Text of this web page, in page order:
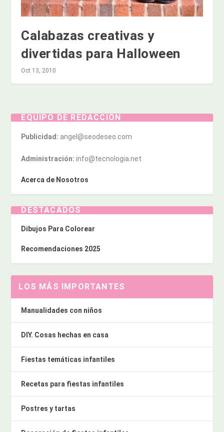
Calabazas creativas y
divertidas para Halloween
Oct 13, 2010
EQUIPO DE REDACCIÓN
Publicidad: angel@seodeseo.com
Administración: info@tecnologia.net
Acerca de Nosotros
DESTACADOS
Dibujos Para Colorear
Recomendaciones 2025
LOS MÁS IMPORTANTES
Manualidades con niños
DIY. Cosas hechas en casa
Fiestas temáticas infantiles
Recetas para fiestas infantiles
Postres y tartas